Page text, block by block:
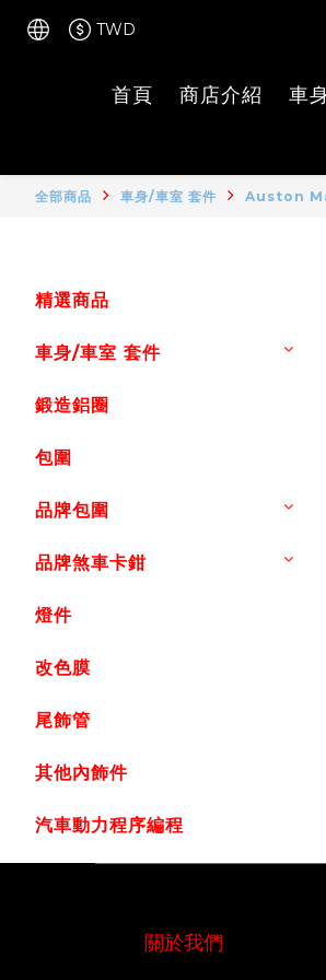
TWD
首頁 商店介紹 車
全部商品 車身/車室 套件 Auston
精選商品
車身/車室 套件
鍛造鋁圈
包圍
品牌包圍
品牌煞車卡鉗
燈件
改色膜
尾飾管
其他內飾件
汽車動力程序編程
關於我們